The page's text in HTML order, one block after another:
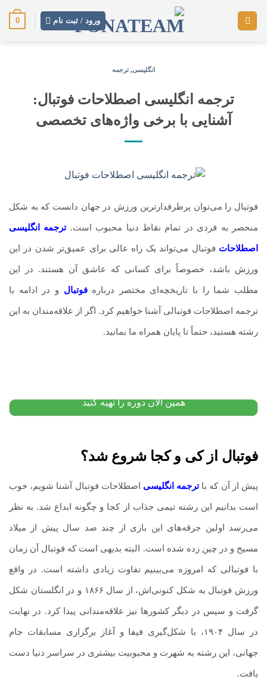
ورود / ثبت نام 0
انگلیسی, ترجمه
ترجمه انگلیسی اصطلاحات فوتبال:
آشنایی با برخی واژه‌های تخصصی
فوتبال را می‌توان پرطرفدارترین ورزش در جهان دانست که به شکل
منحصر به فردی در تمام نقاط دنیا محبوب است.ترجمه انگلیسی
اصطلاحات فوتبال می‌تواند یک راه عالی برای عمیق‌تر شدن در این
ورزش باشد، خصوصاً برای کسانی که عاشق آن هستند. در این
مطلب شما را با تاریخچه‌ای مختصر دربارهفوتبال و در ادامه با
ترجمه اصطلاحات فوتبالی آشنا خواهیم کرد. اگر از علاقه‌مندان به این
رشته هستید، حتماً تا پایان همراه ما بمانید.
همین الان دوره را تهیه کنید
فوتبال از کی و کجا شروع شد؟
پیش از آن که با ترجمه انگلیسی اصطلاحات فوتبال آشنا شویم، خوب
است بدانیم این رشته تیمی جذاب از کجا و چگونه ابداع شد. به نظر
می‌رسد اولین جرقه‌های این بازی از چند صد سال پیش از میلاد
مسیح و در چین زده شده است. البته بدیهی است که فوتبال آن زمان
با فوتبالی که امروزه می‌بینیم تفاوت زیادی داشته است. در واقع
ورزش فوتبال به شکل کنونی‌اش، از سال ۱۸۶۶ و در انگلستان شکل
گرفت و سپس در دیگر کشورها نیز علاقه‌مندانی پیدا کرد. در نهایت
در سال ۱۹۰۴، با شکل‌گیری فیفا و آغاز برگزاری مسابقات جام
جهانی، این رشته به شهرت و محبوبیت بیشتری در سراسر دنیا دست
یافت.